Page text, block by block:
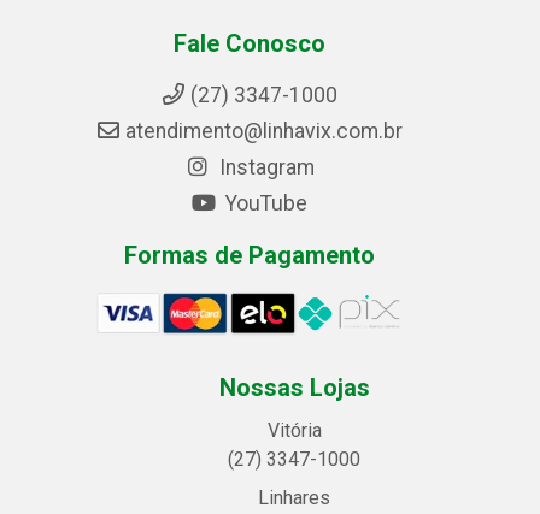
Fale Conosco
(27) 3347-1000
atendimento@linhavix.com.br
Instagram
YouTube
Formas de Pagamento
Nossas Lojas
Vitória
(27) 3347-1000
Linhares